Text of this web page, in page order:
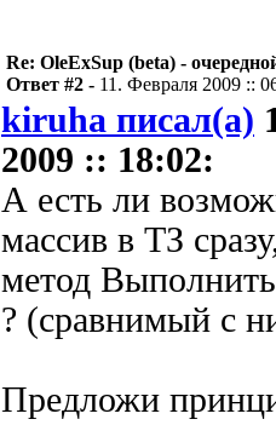
Re: OleExSup (beta) -
Ответ #2 - 11. Февраля 2009 ::
kiruha писал(а)
2009 :: 18:02:
А есть ли
массив в ТЗ
метод
? (сравнимый с
Предложи